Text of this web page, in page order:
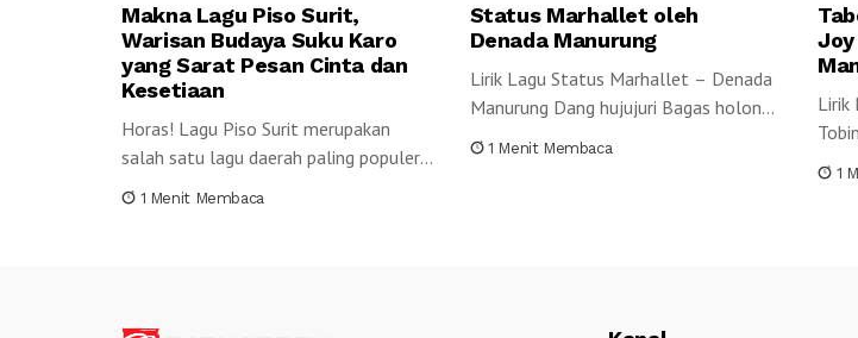
Makna Lagu Piso Surit,
Warisan Budaya Suku Karo
yang Sarat Pesan Cinta dan
Kesetiaan
Horas! Lagu Piso Surit merupakan
salah satu lagu daerah paling populer
yang berasal dari...
1 Menit Membaca
Status Marhallet oleh
Denada Manurung
Lirik Lagu Status Marhallet – Denada
Manurung Dang hujujuri Bagas holong
miTarunduk...
1 Menit Membaca
Joy
Lirik
1